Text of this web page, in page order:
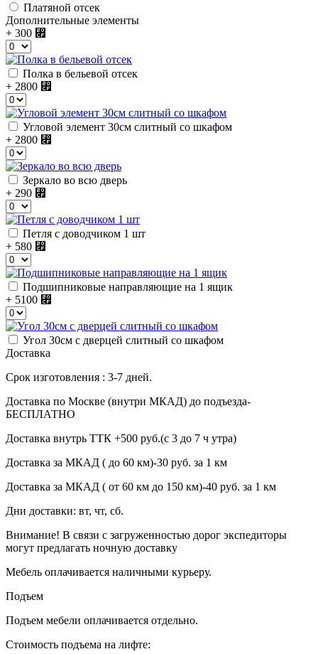
Платяной отсек
Дополнительные элементы
+ 300 ⃏
Полка в бельевой отсек
+ 2800 ⃏
Угловой элемент 30см слитный со шкафом
+ 2800 ⃏
Зеркало во всю дверь
+ 290 ⃏
Петля с доводчиком 1 шт
+ 580 ⃏
Подшипниковые направляющие на 1 ящик
+ 5100 ⃏
Угол 30см с дверцей слитный со шкафом
Доставка
Срок изготовления : 3-7 дней.
Доставка по Москве (внутри МКАД) до подъезда-
БЕСПЛАТНО
Доставка внутрь ТТК +500 руб.(с 3 до 7 ч утра)
Доставка за МКАД ( до 60 км)-30 руб. за 1 км
Доставка за МКАД ( от 60 км до 150 км)-40 руб. за 1 км
Дни доставки: вт, чт, сб.
Внимание! В связи с загруженностью дорог экспедиторы
могут предлагать ночную доставку
Мебель оплачивается наличными курьеру.
Подъем
Подъем мебели оплачивается отдельно.
Стоимость подъема на лифте: